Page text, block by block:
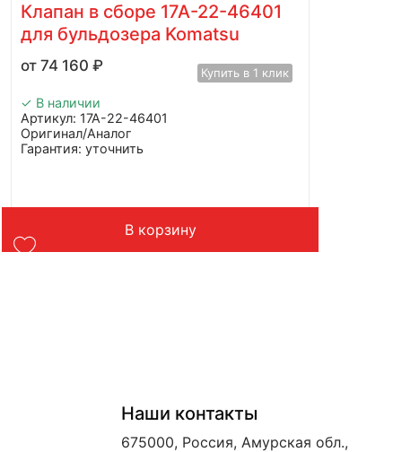
Клапан в сборе 17А-22-46401
для бульдозера Komatsu
74 160 ₽ Купить в 1 клик
✓ В наличии
Артикул: 17А-22-46401
Оригинал/Аналог
Гарантия: уточнить
Вес: 3 кг
В корзину
Наши контакты
675000, Россия, Амурская обл.,